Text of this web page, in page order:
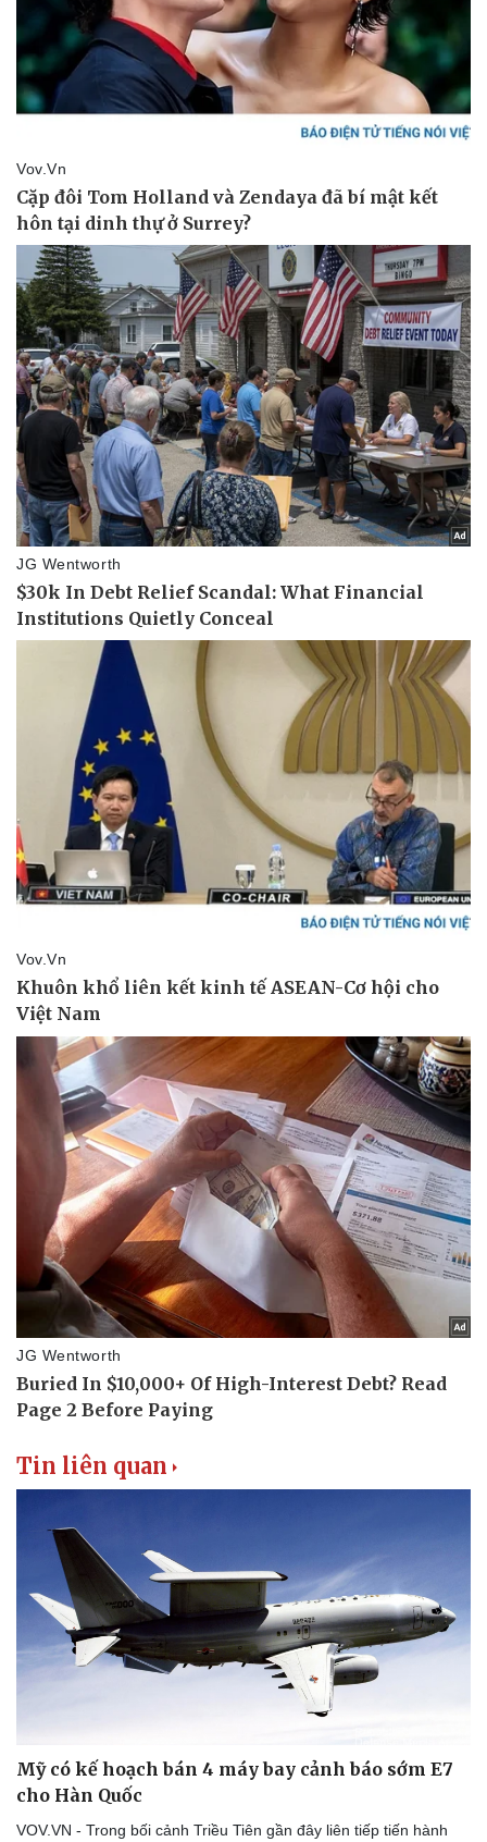
Sân khấu - Điện ảnh
Văn học
Âm nhạc
Giải trí
Nghệ sĩ
Thời trang
Du lịch
Tư vấn
Săn Tour
check-in
Câu chuyện thời sự
Đọc truyện đêm khuya
Cửa sổ tình yêu
Kể chuyện cho bé
Hạt giống tâm hồn
Tin liên quan
Mỹ có kế hoạch bán 4 máy bay cảnh báo sớm E7
cho Hàn Quốc
VOV.VN - Trong bối cảnh Triều Tiên gần đây liên tiếp tiến hành